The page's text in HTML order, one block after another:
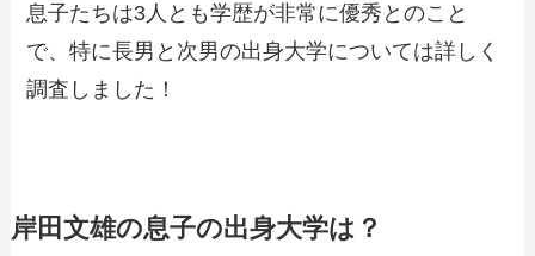
息子たちは3人とも学歴が非常に優秀とのこと
で、特に長男と次男の出身大学については詳しく
調査しました！
岸田文雄の息子の出身大学は？